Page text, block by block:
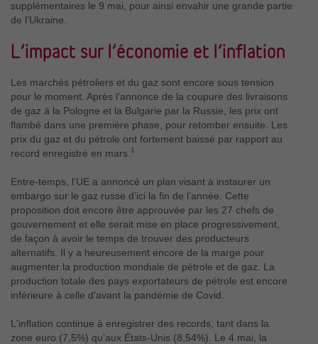
supplémentaires le 9 mai, pour ainsi envahir une grande partie
de l’Ukraine.
L’impact sur l’économie et l’inflation
Les marchés pétroliers et du gaz sont encore sous tension
pour le moment. Après l’annonce de la coupure des livraisons
de gaz à la Pologne et la Bulgarie par la Russie, les prix ont
flambé dans une première phase, pour retomber ensuite. Les
prix du gaz et du pétrole ont fortement baissé par rapport au
record enregistré en mars. 1
Entre-temps, l’UE a annoncé un plan visant à instaurer un
embargo sur le gaz russe d’ici la fin de l’année. Cette
proposition doit encore être approuvée par les 27 chefs de
gouvernement et elle serait mise en place progressivement,
de façon à avoir le temps de trouver des producteurs
alternatifs. Il y a heureusement encore de la marge pour
augmenter la production mondiale de pétrole et de gaz. La
production totale des pays exportateurs de pétrole est encore
inférieure à celle d'avant la pandémie de Covid.
L'inflation continue à enregistrer des records, tant dans la
zone euro (7,5%) qu’aux États-Unis (8,54%). Le 4 mai, la